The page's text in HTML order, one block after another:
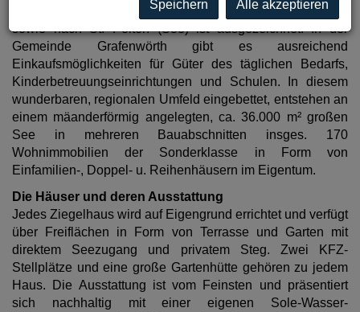
Richtung Wien und Krems (S5, Stockerauer Schnellstraße)
sowie nach St. Pölten (S33) ist ausgezeichnet. In der
Gemeinde Grafenwörth gibt es ausreichend
Einkaufsmöglichkeiten für Güter des täglichen Bedarfs,
Kinderbetreuungseinrichtungen und Schulen. In diesem
wunderbaren, regionalen Umfeld eingebettet, entstehen an
einem mäanderförmig angelegten, ca. 36.000 m² großen
See in mehreren Bauabschnitten insges. 170
Wohnimmobilien der Sonderklasse in Form von
Einfamilien-, Doppel- u. Reihenhäusern im Eigentum.
Die Häuser und deren Ausstattung
Jedes Ziegelhaus wird auf Eigengrund errichtet und verfügt
über Freiflächen in Form von Terrasse und Garten mit
direktem Seezugang und privatem Steg. Zwei KFZ-
Stellplätze und eine große Gartenhütte gehören zu jedem
Haus. Die Ausstattung ist vom Feinsten und präsentiert
sich nachhaltig mit einer eigenen Sole-Wasser-
Speichern Alle akzeptieren